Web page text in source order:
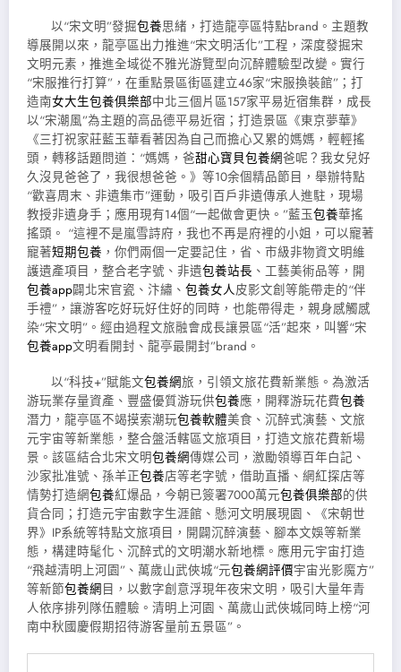
以“宋文明”發掘包養思緒，打造龍亭區特點brand。主題教
導展開以來，龍亭區出力推進“宋文明活化”工程，深度發掘宋
文明元素，推進全域從不雅光游覽型向沉醉體驗型改變。實行
“宋服推行打算”，在重點景區街區建立46家“宋服換裝館”；打
造南女大生包養俱樂部中北三個片區157家平易近宿集群，成長
以“宋潮風”為主題的高品德平易近宿；打造景區《東京夢華》
《三打祝家莊藍玉華看著因為自己而擔心又累的媽媽，輕輕搖
頭，轉移話題問道：“媽媽，爸甜心寶貝包養網爸呢？我女兒好
久沒見爸爸了，我很想爸爸。》等10余個精品節目，舉辦特點
“歡喜周末、非遺集市”運動，吸引百戶非遺傳承人進駐，現場
教授非遺身手；應用現有14個“一起做會更快。”藍玉包養華搖
搖頭。 “這裡不是嵐雪詩府，我也不再是府裡的小姐，可以寵著
寵著短期包養 ，你們兩個一定要記住，省、市級非物資文明維
護遺產項目，整合老字號、非遺包養站長 、工藝美術品等，開
包養app闢北宋官瓷、汴繡、 包養女人皮影文創等能帶走的“伴
手禮”，讓游客吃好玩好住好的同時，也能帶得走，親身感觸感
染“宋文明”。經由過程文旅融會成長讓景區“活”起來，叫響“宋
包養app文明看開封、龍亭最開封”brand。
以“科技+”賦能文包養網旅，引領文旅花費新業態。為激活
游玩業存量資產、豐盛優質游玩供包養應，開釋游玩花費包養
潛力，龍亭區不竭摸索潮玩包養軟體美食、沉醉式演藝、文旅
元宇宙等新業態，整合盤活轄區文旅項目，打造文旅花費新場
景。該區結合北宋文明包養網傳媒公司，激勵領導百年白記、
沙家批准號、孫羊正包養店等老字號，借助直播、網紅探店等
情勢打造網包養紅爆品，今朝已簽署7000萬元包養俱樂部的供
貨合同；打造元宇宙數字生涯館、懸河文明展現園、《宋朝世
界》IP系統等特點文旅項目，開闢沉醉演藝、腳本文娛等新業
態，構建時髦化、沉醉式的文明潮水新地標。應用元宇宙打造
“飛越清明上河園”、萬歲山武俠城“元包養網評價宇宙光影魔方”
等新節包養網目，以數字創意浮現年夜宋文明，吸引大量年青
人依序排列隊伍體驗。清明上河園、萬歲山武俠城同時上榜“河
南中秋國慶假期招待游客量前五景區”。